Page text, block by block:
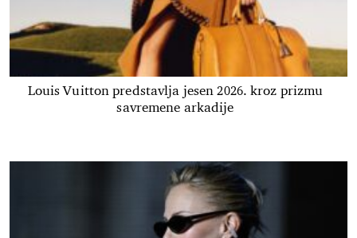
Louis Vuitton predstavlja jesen 2026. kroz prizmu
savremene arkadije